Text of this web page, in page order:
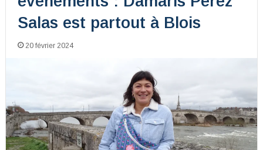
Salas est partout à Blois
20 février 2024